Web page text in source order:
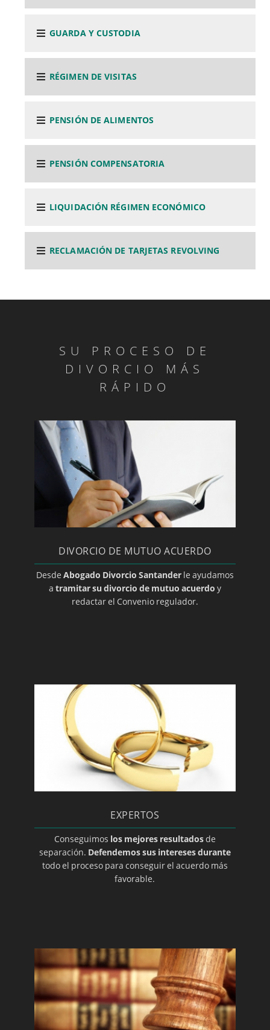
GUARDA Y CUSTODIA
RÉGIMEN DE VISITAS
PENSIÓN DE ALIMENTOS
PENSIÓN COMPENSATORIA
LIQUIDACIÓN RÉGIMEN ECONÓMICO
RECLAMACIÓN DE TARJETAS REVOLVING
SU PROCESO DE
DIVORCIO MÁS
RÁPIDO
DIVORCIO DE MUTUO ACUERDO
Desde Abogado Divorcio Santanderle ayudamos
a tramitar su divorcio de mutuo acuerdo y
redactar el Convenio regulador.
EXPERTOS
Conseguimos los mejores resultadosde
separación. Defendemos sus intereses durante
todo el proceso para conseguir el acuerdo más
favorable.